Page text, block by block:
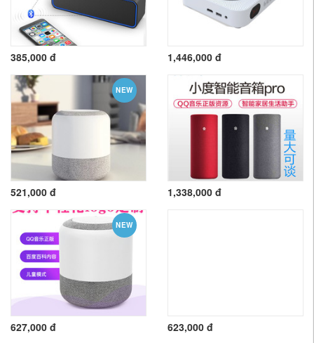
385,000 đ 1,446,000 đ
NEW
521,000 đ 1,338,000 đ
NEW
627,000 đ 623,000 đ